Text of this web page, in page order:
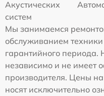
Акустических
систем
Мы занимаемся
обслуживанием
гарантийного периода.
независимо и не имеет
производителя. Цены
носят исключительно